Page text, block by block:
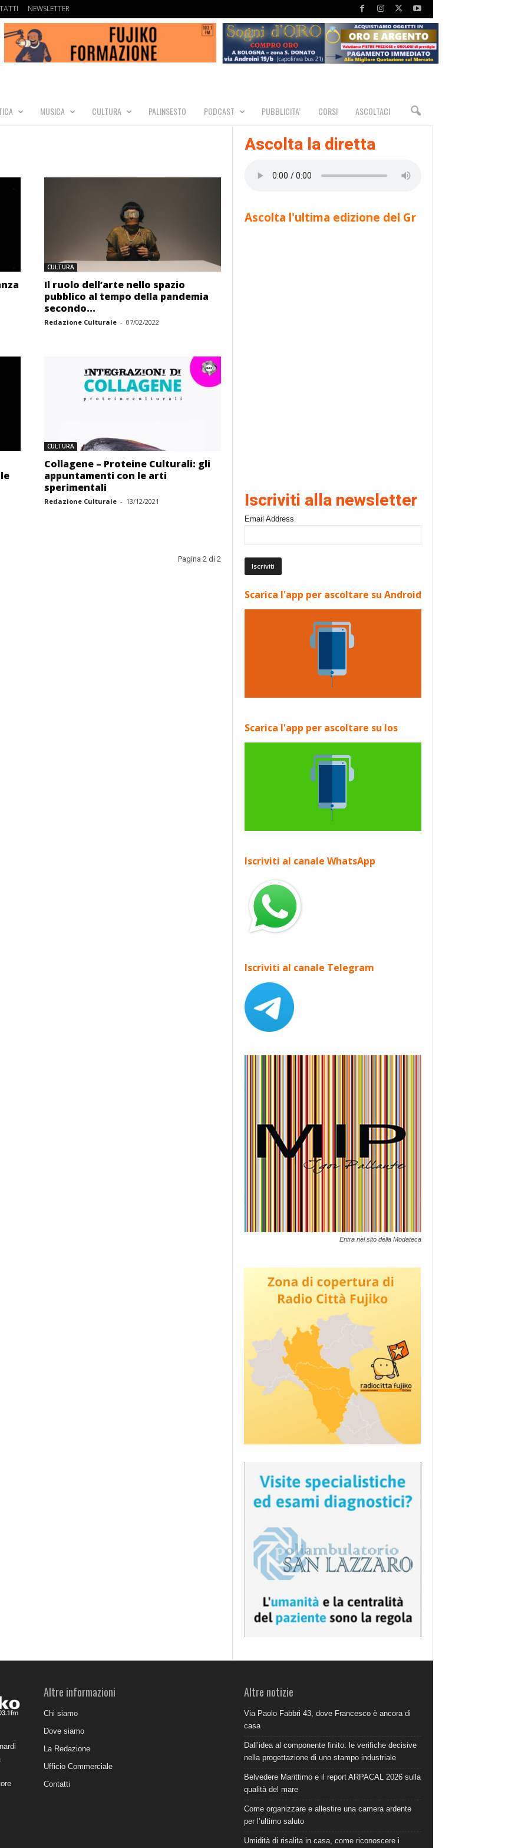
NEWSLETTER
MUSICA CULTURA PALINSESTO PODCAST PUBBLICITA’ CORSI ASCOLTACI
CULTURA
Il ruolo dell’arte nello spazio
pubblico al tempo della pandemia
secondo...
Redazione Culturale - 07/02/2022
CULTURA
Collagene – Proteine Culturali: gli
appuntamenti con le arti
sperimentali
Redazione Culturale - 13/12/2021
Pagina 2 di 2
Ascolta la diretta
Ascolta l'ultima edizione del Gr
Iscriviti alla newsletter
Email Address
Scarica l'app per ascoltare su Android
Scarica l'app per ascoltare su Ios
Iscriviti al canale WhatsApp
Iscriviti al canale Telegram
Entra nel sito della Modateca
Altre informazioni
Chi siamo
Dove siamo
La Redazione
Ufficio Commerciale
Contatti
Altre notizie
Via Paolo Fabbri 43, dove Francesco è ancora di
casa
Dall’idea al componente finito: le verifiche decisive
nella progettazione di uno stampo industriale
Belvedere Marittimo e il report ARPACAL 2026 sulla
qualità del mare
Come organizzare e allestire una camera ardente
per l’ultimo saluto
Umidità di risalita in casa, come riconoscere i